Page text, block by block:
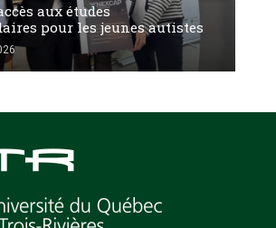
aux études
pour les jeunes autistes